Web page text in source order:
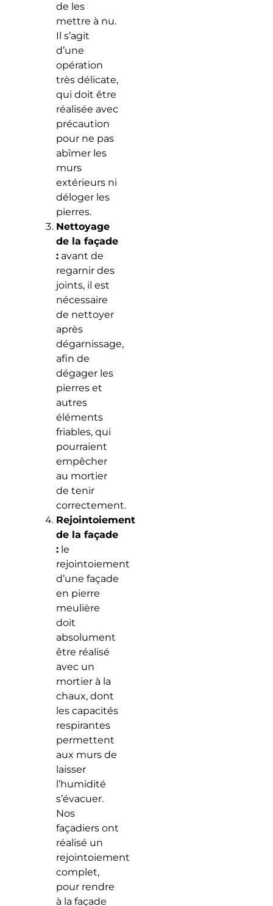
de les
mettre à nu.
Il s’agit
d’une
opération
très délicate,
qui doit être
réalisée avec
précaution
pour ne pas
abîmer les
murs
extérieurs ni
déloger les
pierres.
Nettoyage
de la façade
:avant de
regarnir des
joints, il est
nécessaire
de nettoyer
après
dégarnissage,
afin de
dégager les
pierres et
autres
éléments
friables, qui
pourraient
empêcher
au mortier
de tenir
correctement.
Rejointoiement
de la façade
:le
rejointoiement
d’une façade
en pierre
meulière
doit
absolument
être réalisé
avec un
mortier à la
chaux, dont
les capacités
respirantes
permettent
aux murs de
laisser
l’humidité
s’évacuer.
Nos
façadiers ont
réalisé un
rejointoiement
complet,
pour rendre
à la façade